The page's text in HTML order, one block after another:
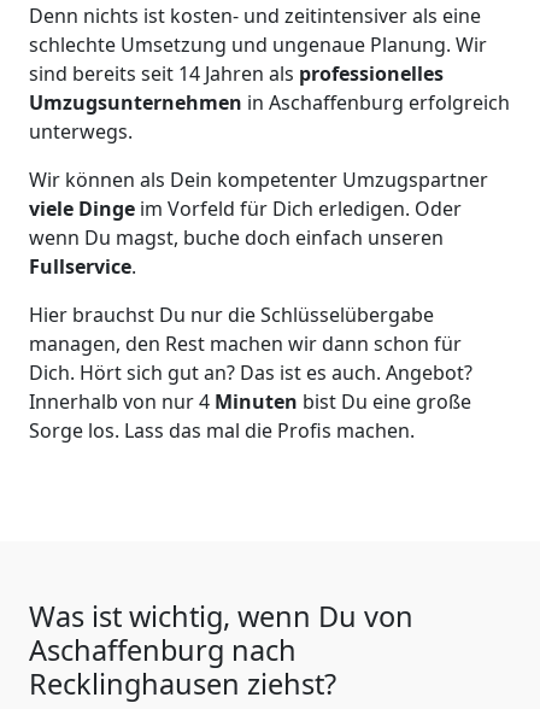
Denn nichts ist kosten- und zeitintensiver als eine
schlechte Umsetzung und ungenaue Planung. Wir
sind bereits seit 14 Jahren als professionelles
Umzugsunternehmen in Aschaffenburg erfolgreich
unterwegs.
Wir können als Dein kompetenter Umzugspartner
viele Dinge im Vorfeld für Dich erledigen. Oder
wenn Du magst, buche doch einfach unseren
Fullservice.
Hier brauchst Du nur die Schlüsselübergabe
managen, den Rest machen wir dann schon für
Dich. Hört sich gut an? Das ist es auch. Angebot?
Innerhalb von nur 4 Minuten bist Du eine große
Sorge los. Lass das mal die Profis machen.
Was ist wichtig, wenn Du von
Aschaffenburg nach
Recklinghausen ziehst?